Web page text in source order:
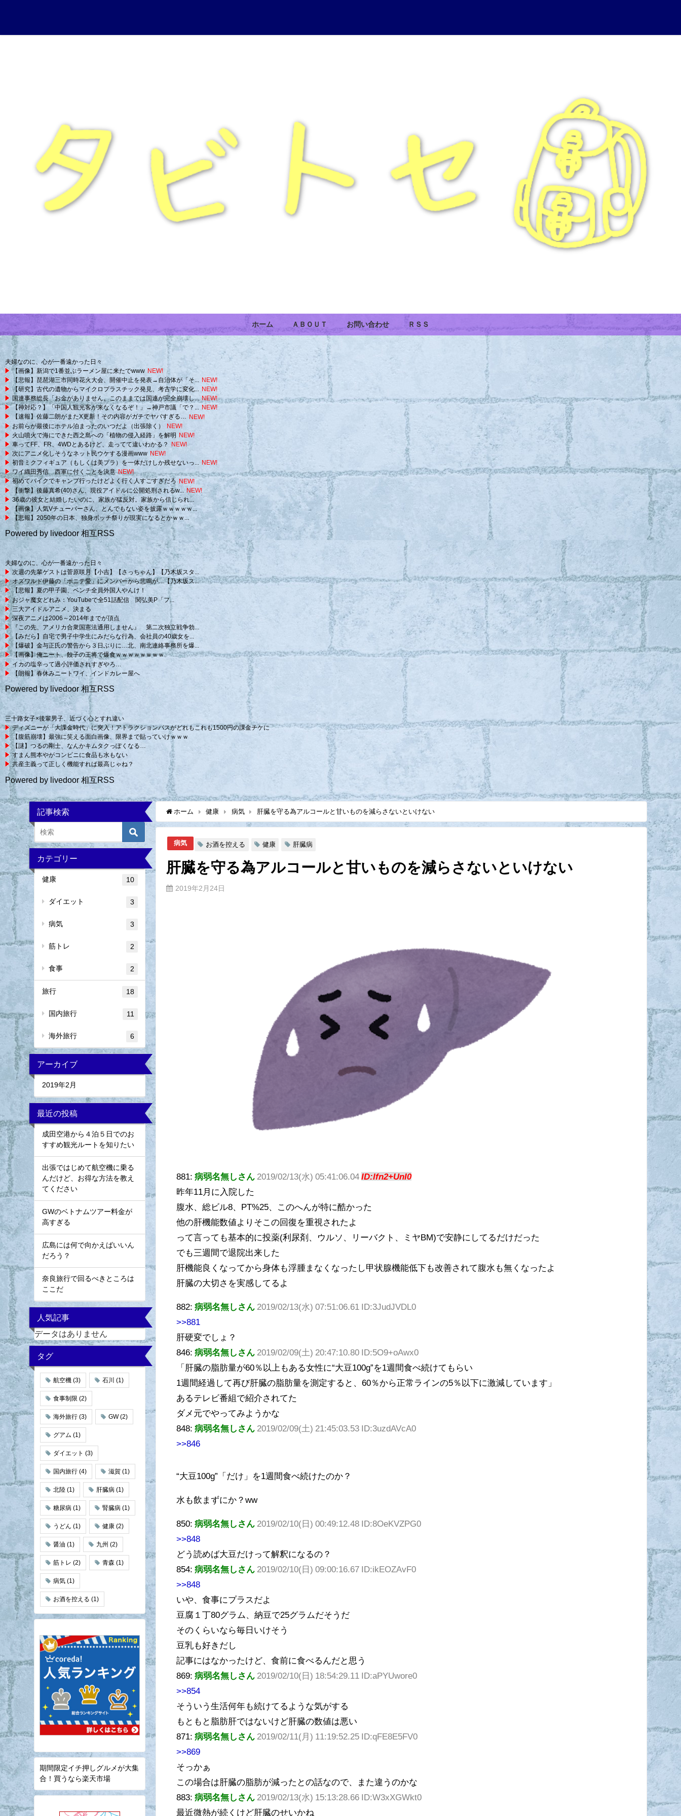
ホーム ＡＢＯＵＴ お問い合わせ ＲＳＳ
夫婦なのに、心が一番遠かった日々
【画像】新潟で1番並ぶラーメン屋に来たでwww NEW!
【悲報】琵琶湖三市同時花火大会、開催中止を発表→自治体が「そ...
NEW!
【研究】古代の遺物からマイクロプラスチック発見、考古学に変化...
NEW!
国連事務総長「お金がありません。このままでは国連が完全崩壊し... NEW!
【神対応？】「中国人観光客が来なくなるぞ！」→神戸市議「で？... NEW!
【速報】佐藤二朗がまたX更新！その内容がガチでヤバすぎる…
NEW!
お前らが最後にホテル泊まったのいつだよ（出張除く）
NEW!
火山噴火で海にできた西之島への「植物の侵入経路」を解明
NEW!
車ってFF、FR、4WDとあるけど、走ってて違いわかる？
NEW!
次にアニメ化しそうなネット民ウケする漫画www NEW!
初音ミクフィギュア（もしくは美プラ）を一体だけしか残せないっ...
NEW!
ワイ織田秀信 西軍に付くことを決意 NEW!
初めてバイクでキャンプ行ったけどよく行く人すごすぎだろ
NEW!
【衝撃】後藤真希(40)さん、現役アイドルに公開処刑されるw...
NEW!
36歳の彼女と結婚したいのに、家族が猛反対。家族から信じられ...
【画像】人気Vチューバーさん、とんでもない姿を披露ｗｗｗｗｗ...
【悲報】2050年の日本、独身ボッチ祭りが現実になるとかｗｗ...
Powered by livedoor 相互RSS
夫婦なのに、心が一番遠かった日々
次週の先輩ゲストは菅原咲月【小吉】【さっちゃん】【乃木坂スタ...
オズワルド伊藤の「ポニテ愛」にメンバーから悲鳴が…【乃木坂ス...
【悲報】夏の甲子園、ベンチ全員外国人やんけ！
おジャ魔女どれみ：YouTubeで全51話配信 関弘美P「フ...
三大アイドルアニメ、決まる
深夜アニメは2006～2014年までが頂点
『この先、アメリカ合衆国憲法通用しません』 第二次独立戦争勃...
【みだら】自宅で男子中学生にみだらな行為、会社員の40歳女を...
【爆破】金与正氏の警告から３日ぶりに…北、南北連絡事務所を爆...
【画像】俺ニート、餃子の王将で爆食ｗｗｗｗｗｗｗｗ
イカの塩辛って過小評価されすぎやろ…
【朗報】春休みニートワイ、インドカレー屋へ
Powered by livedoor 相互RSS
三十路女子×後輩男子、近づく心とすれ違い
ディズニーが「大課金時代」に突入！アトラクションパスがどれもこれも1500円の課金チケに
【腹筋崩壊】最強に笑える面白画像、限界まで貼っていけｗｗｗ
【謎】つるの剛士、なんかキムタクっぽくなる…
すまん熊本やがコンビニに食品も水もない
共産主義って正しく機能すれば最高じゃね？
Powered by livedoor 相互RSS
ホーム 健康 病気 肝臓を守る為アルコールと甘いものを減らさないといけない
病気 お酒を控える 健康 肝臓病
肝臓を守る為アルコールと甘いものを減らさないといけない
2019年2月24日
881:病弱名無しさん 2019/02/13(水) 05:41:06.04ID:lfn2+UnI0
昨年11月に入院した
腹水、総ビル8、PT%25、このへんが特に酷かった
他の肝機能数値よりそこの回復を重視されたよ
って言っても基本的に投薬(利尿剤、ウルソ、リーバクト、ミヤBM)で安静にしてるだけだった
でも三週間で退院出来した
肝機能良くなってから身体も浮腫まなくなったし甲状腺機能低下も改善されて腹水も無くなったよ
肝臓の大切さを実感してるよ
882:病弱名無しさん 2019/02/13(水) 07:51:06.61 ID:3JudJVDL0
>>881
肝硬変でしょ？
846:病弱名無しさん 2019/02/09(土) 20:47:10.80 ID:5O9+oAwx0
「肝臓の脂肪量が60％以上もある女性に“大豆100g”を1週間食べ続けてもらい
1週間経過して再び肝臓の脂肪量を測定すると、60％から正常ラインの5％以下に激減しています」
あるテレビ番組で紹介されてた
ダメ元でやってみようかな
848:病弱名無しさん 2019/02/09(土) 21:45:03.53 ID:3uzdAVcA0
>>846
“大豆100g”「だけ」を1週間食べ続けたのか？
水も飲まずにか？ww
850:病弱名無しさん 2019/02/10(日) 00:49:12.48 ID:8OeKVZPG0
>>848
どう読めば大豆だけって解釈になるの？
854:病弱名無しさん 2019/02/10(日) 09:00:16.67 ID:ikEOZAvF0
>>848
いや、食事にプラスだよ
豆腐１丁80グラム、納豆で25グラムだそうだ
そのくらいなら毎日いけそう
豆乳も好きだし
記事にはなかったけど、食前に食べるんだと思う
869:病弱名無しさん 2019/02/10(日) 18:54:29.11 ID:aPYUwore0
>>854
そういう生活何年も続けてるような気がする
もともと脂肪肝ではないけど肝臓の数値は悪い
871:病弱名無しさん 2019/02/11(月) 11:19:52.25 ID:qFE8E5FV0
>>869
そっかぁ
この場合は肝臓の脂肪が減ったとの話なので、また違うのかな
883:病弱名無しさん 2019/02/13(水) 15:13:28.66 ID:W3xXGWkt0
最近微熱が続くけど肝臓のせいかね
記事検索
カテゴリー
健康 10
ダイエット 3
病気 3
筋トレ 2
食事 2
旅行 18
国内旅行 11
海外旅行 6
アーカイブ
2019年2月
最近の投稿
成田空港から４泊５日でのお
すすめ観光ルートを知りたい
出張ではじめて航空機に乗る
んだけど、お得な方法を教え
てください
GWのベトナムツアー料金が
高すぎる
広島には何で向かえばいいん
だろう？
奈良旅行で回るべきところは
ここだ
人気記事
データはありません
タグ
航空機 (3) 石川 (1)
食事制限 (2)
海外旅行 (3) GW(2)
グアム (1)
ダイエット (3)
国内旅行 (4) 滋賀 (1)
北陸 (1) 肝臓病 (1)
糖尿病 (1) 腎臓病 (1)
うどん (1) 健康 (2)
醤油 (1) 九州 (2)
筋トレ (2) 青森 (1)
病気 (1)
お酒を控える (1)
期間限定イチ押しグルメが大集
合！買うなら楽天市場